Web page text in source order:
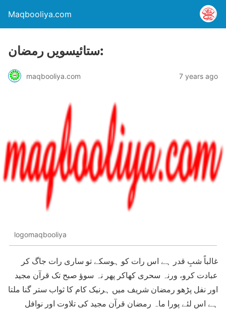
Maqbooliya.com
ستائیسویں رمضان:
maqbooliya.com 7 years ago
logomaqbooliya
غالباً شبِ قدر ہے اس رات کو ہوسکے تو ساری رات جاگ کر
عبادت کرو، ورنہ سحری کھاکر پھر نہ سوؤ صبح تک قرآن مجید
اور نفل پڑھو رمضان شریف میں ہرنیک کام کا ثواب ستر گنا ملتا
ہے اس لئے پورا ماہ رمضان قرآن مجید کی تلاوت اور نوافل